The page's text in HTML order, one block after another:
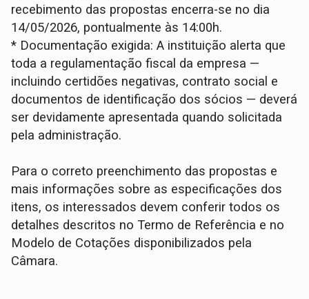
recebimento das propostas encerra-se no dia
14/05/2026, pontualmente às 14:00h.
* Documentação exigida: A instituição alerta que
toda a regulamentação fiscal da empresa —
incluindo certidões negativas, contrato social e
documentos de identificação dos sócios — deverá
ser devidamente apresentada quando solicitada
pela administração.
Para o correto preenchimento das propostas e
mais informações sobre as especificações dos
itens, os interessados devem conferir todos os
detalhes descritos no Termo de Referência e no
Modelo de Cotações disponibilizados pela
Câmara.